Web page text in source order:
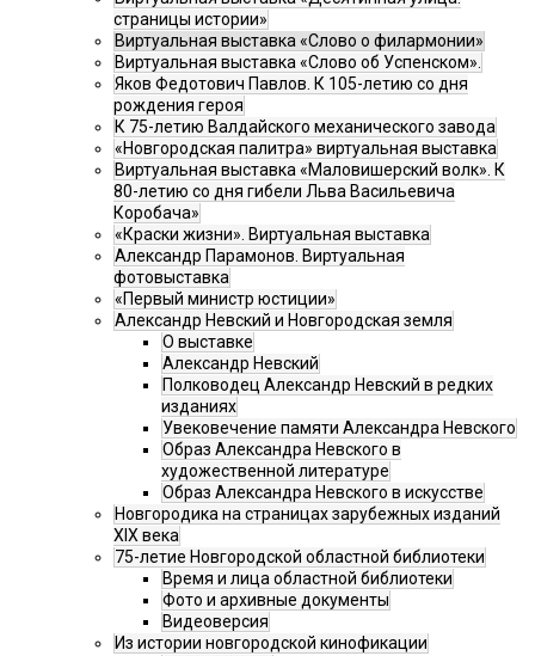
страницы истории»
Виртуальная выставка «Слово о филармонии»
Виртуальная выставка «Слово об Успенском».
Яков Федотович Павлов. К 105-летию со дня
рождения героя
К 75-летию Валдайского механического завода
«Новгородская палитра» виртуальная выставка
Виртуальная выставка «Маловишерский волк». К
80-летию со дня гибели Льва Васильевича
Коробача»
«Краски жизни». Виртуальная выставка
Александр Парамонов. Виртуальная
фотовыставка
«Первый министр юстиции»
Александр Невский и Новгородская земля
О выставке
Александр Невский
Полководец Александр Невский в редких
изданиях
Увековечение памяти Александра Невского
Образ Александра Невского в
художественной литературе
Образ Александра Невского в искусстве
Новгородика на страницах зарубежных изданий
XIX века
75-летие Новгородской областной библиотеки
Время и лица областной библиотеки
Фото и архивные документы
Видеоверсия
Из истории новгородской кинофикации